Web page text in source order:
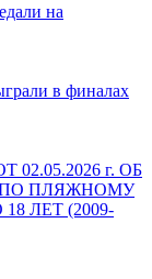
на
в финалах
г. ОБ
ПО ПЛЯЖНОМУ
ЛЕТ (2009-